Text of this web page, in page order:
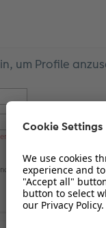
um Profile
dieser Sitzung verbergen